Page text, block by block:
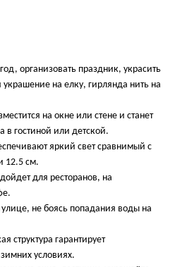
организовать праздник, украсить
на елку, гирлянда нить на
на окне или стене и станет
в гостиной или детской.
яркий свет сравнимый с
12.5 см.
для ресторанов, на
не боясь попадания воды на
структура гарантирует
условиях.